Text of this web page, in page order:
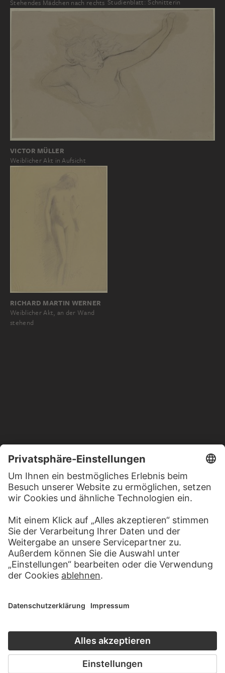
Stehendes Mädchen nach rechts Studienblatt: Schnitterin
VICTOR MÜLLER
Weiblicher Akt in Aufsicht
RICHARD MARTIN WERNER
Weiblicher Akt, an der Wand
stehend